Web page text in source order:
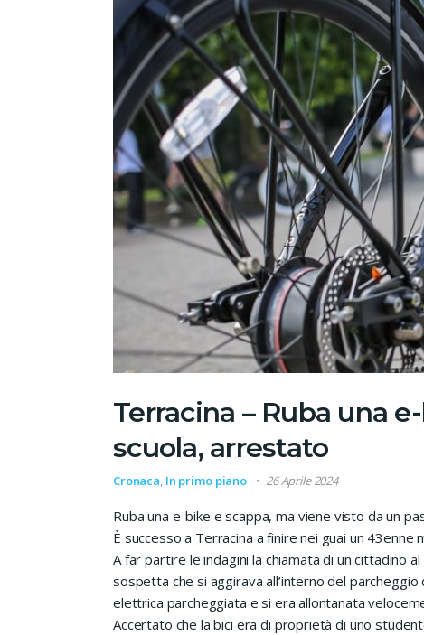
Terracina – Ruba una
scuola, arrestato
Cronaca, In primo piano 26 Aprile 2024
Ruba una e-bike e scappa, ma viene visto da un
È successo a Terracina a finire nei guai un
A far partire le indagini la chiamata di un cittadino
sospetta che si aggirava all’interno del parcheggio
elettrica parcheggiata e si era allontanata
Accertato che la bici era di proprietà di uno